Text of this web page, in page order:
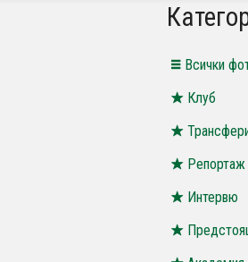
Всички
Клуб
Репортаж
Интервю